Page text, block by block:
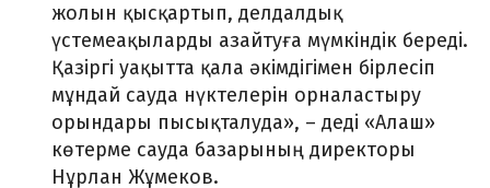
жолын қысқартып, делдалдық
үстемеақыларды азайтуға мүмкіндік береді.
Қазіргі уақытта қала әкімдігімен бірлесіп
мұндай сауда нүктелерін орналастыру
орындары пысықталуда», – деді «Алаш»
көтерме сауда базарының директоры
Нұрлан Жұмеков.